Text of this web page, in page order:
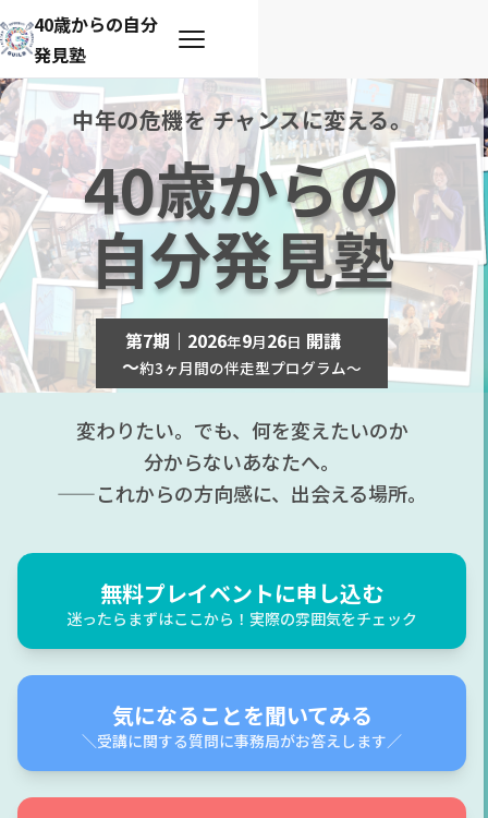
40歳からの自分
発見塾
中年の危機を チャンスに変える。
40歳からの
自分発見塾
第7期｜2026年9月26日 開講
～約3ヶ月間の伴走型プログラム～
変わりたい。でも、何を変えたいのか
分からないあなたへ。
——これからの方向感に、出会える場所。
無料プレイベントに申し込む
迷ったらまずはここから！実際の雰囲気をチェック
気になることを聞いてみる
＼受講に関する質問に事務局がお答えします／